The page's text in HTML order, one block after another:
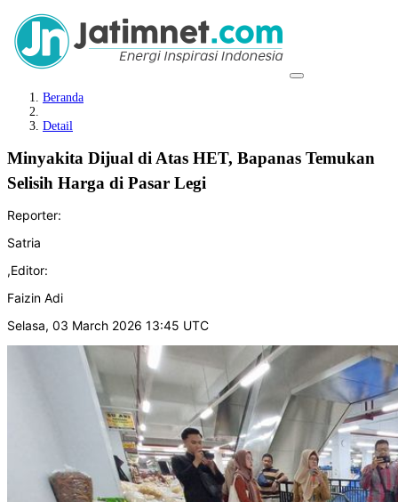
Beranda
Detail
Minyakita Dijual di Atas HET, Bapanas Temukan
Selisih Harga di Pasar Legi
Reporter:
Satria
,Editor:
Faizin Adi
Selasa, 03 March 2026 13:45 UTC